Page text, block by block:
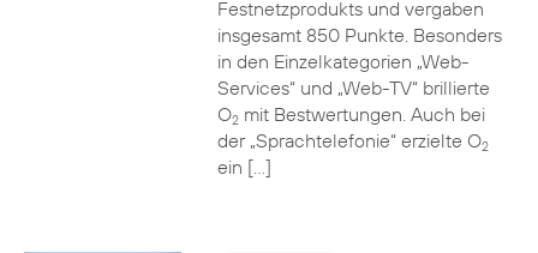
Festnetzprodukts und vergaben
insgesamt 850 Punkte. Besonders
in den Einzelkategorien „Web-
Services“ und „Web-TV“ brillierte
O2mit Bestwertungen. Auch bei
der „Sprachtelefonie“ erzielte O2
ein […]